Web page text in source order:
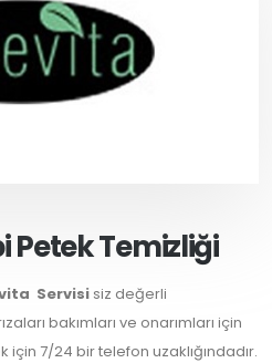
Petek Temizliği
Servisi siz değerli
bakımları ve onarımları için
7/24 bir telefon uzaklığındadır.